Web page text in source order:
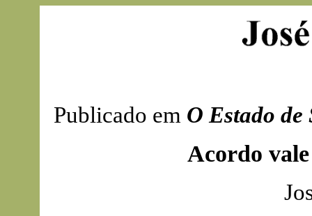
Publicado em O Estado de
Acordo